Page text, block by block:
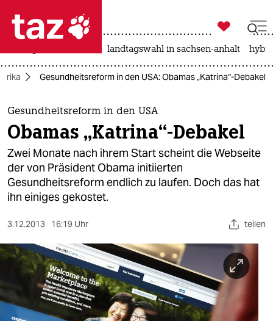
 taz zahl ich
taz zahl ich
themen
politik
öko
gesellschaft
kultur
sport
berlin
nord

taz zahl ich
landtagswahl in sachsen-anhalt
Gesundheitsreform in den USA: Obamas „Katrina“-Debakel
Gesundheitsreform in den USA
Obamas „Katrina“-Debakel
Zwei Monate nach ihrem Start scheint die Webseite
der von Präsident Obama initiierten
Gesundheitsreform endlich zu laufen. Doch das hat
ihn einiges gekostet.
3.12.2013 16:19 Uhr teilen